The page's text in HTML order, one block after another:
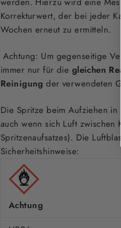
Korrekturwert, der bei jeder
Wochen erneut zu ermitteln.
Achtung: Um gegenseitige
immer nur für die gleichen
Reinigung der verwendeten
Die Spritze beim Aufziehen
auch wenn sich Luft
Spritzenaufsatzes). Die
Sicherheitshinweise:
Achtung